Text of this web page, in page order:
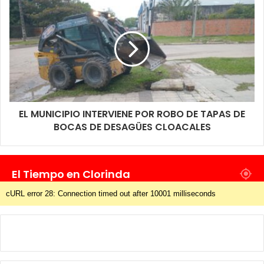
EL MUNICIPIO INTERVIENE POR ROBO DE TAPAS DE
BOCAS DE DESAGÜES CLOACALES
El Tiempo en Clorinda
cURL error 28: Connection timed out after 10001 milliseconds